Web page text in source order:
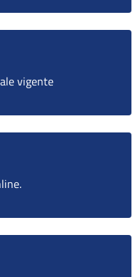
vigente